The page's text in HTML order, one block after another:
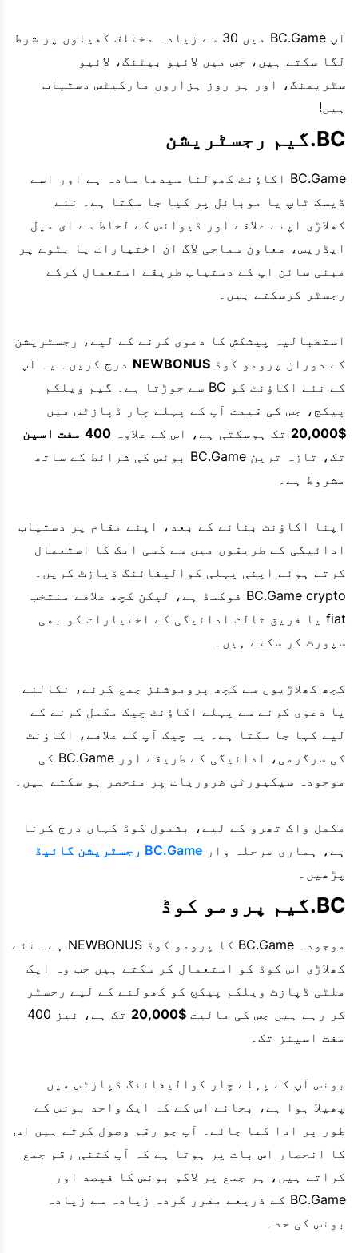
آپ BC.Game میں 30 سے زیادہ مختلف کھیلوں پر شرط
لگا سکتے ہیں، جس میں لائیو بیٹنگ، لائیو
سٹریمنگ، اور ہر روز ہزاروں مارکیٹس دستیاب
ہیں!
BC.گیم رجسٹریشن
BC.Game اکاؤنٹ کھولنا سیدھا سادہ ہے اور اسے
ڈیسک ٹاپ یا موبائل پر کیا جا سکتا ہے۔ نئے
کھلاڑی اپنے علاقے اور ڈیوائس کے لحاظ سے ای میل
ایڈریس، معاون سماجی لاگ ان اختیارات یا بٹوے پر
مبنی سائن اپ کے دستیاب طریقے استعمال کرکے
رجسٹر کرسکتے ہیں۔
استقبالیہ پیشکش کا دعوی کرنے کے لیے، رجسٹریشن
کے دوران پرومو کوڈ NEWBONUS درج کریں۔ یہ آپ
کے نئے اکاؤنٹ کو BC سے جوڑتا ہے۔ گیم ویلکم
پیکج، جس کی قیمت آپ کے پہلے چار ڈپازٹس میں
$20,000
تک ہوسکتی ہے، اس کے علاوہ 400 مفت اسپن
تک، تازہ ترین BC.Game بونس کی شرائط کے ساتھ
مشروط ہے۔
اپنا اکاؤنٹ بنانے کے بعد، اپنے مقام پر دستیاب
ادائیگی کے طریقوں میں سے کسی ایک کا استعمال
کرتے ہوئے اپنی پہلی کوالیفائنگ ڈپازٹ کریں۔
BC.Game crypto فوکسڈ ہے، لیکن کچھ علاقے منتخب
fiat یا فریق ثالث ادائیگی کے اختیارات کو بھی
سپورٹ کر سکتے ہیں۔
کچھ کھلاڑیوں سے کچھ پروموشنز جمع کرنے، نکالنے
یا دعوی کرنے سے پہلے اکاؤنٹ چیک مکمل کرنے کے
لیے کہا جا سکتا ہے۔ یہ چیک آپ کے علاقے، اکاؤنٹ
کی سرگرمی، ادائیگی کے طریقے اور BC.Game کی
موجودہ سیکیورٹی ضروریات پر منحصر ہو سکتے ہیں۔
مکمل واک تھرو کے لیے، بشمول کوڈ کہاں درج کرنا
ہے، ہماری مرحلہ وار BC.Game رجسٹریشن گائیڈ
پڑھیں۔
BC.گیم پرومو کوڈ
موجودہ BC.Game کا پرومو کوڈ NEWBONUS ہے۔ نئے
کھلاڑی اس کوڈ کو استعمال کر سکتے ہیں جب وہ ایک
ملٹی ڈپازٹ ویلکم پیکج کو کھولنے کے لیے رجسٹر
کر رہے ہیں جس کی مالیت $20,000
تک ہے، نیز 400
مفت اسپنز تک۔
بونس آپ کے پہلے چار کوالیفائنگ ڈپازٹس میں
پھیلا ہوا ہے، بجائے اس کے کہ ایک واحد بونس کے
طور پر ادا کیا جائے۔ آپ جو رقم وصول کرتے ہیں اس
کا انحصار اس بات پر ہوتا ہے کہ آپ کتنی رقم جمع
کراتے ہیں، ہر جمع پر لاگو بونس کا فیصد اور
BC.Game کے ذریعے مقرر کردہ زیادہ سے زیادہ
بونس کی حد۔